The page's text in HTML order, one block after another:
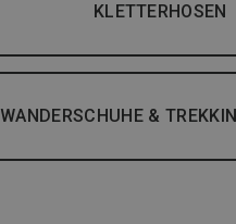
KLETTERHOSEN
WANDERSCHUHE &